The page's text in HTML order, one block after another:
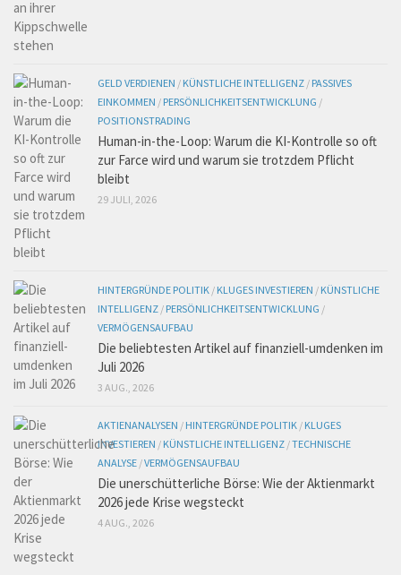
GELD VERDIENEN / KÜNSTLICHE INTELLIGENZ / PASSIVES
EINKOMMEN / PERSÖNLICHKEITSENTWICKLUNG /
POSITIONSTRADING
Human-in-the-Loop: Warum die KI-Kontrolle so oft
zur Farce wird und warum sie trotzdem Pflicht
bleibt
29 JULI, 2026
HINTERGRÜNDE POLITIK / KLUGES INVESTIEREN / KÜNSTLICHE
INTELLIGENZ / PERSÖNLICHKEITSENTWICKLUNG /
VERMÖGENSAUFBAU
Die beliebtesten Artikel auf finanziell-umdenken im
Juli 2026
3 AUG., 2026
AKTIENANALYSEN / HINTERGRÜNDE POLITIK / KLUGES
INVESTIEREN / KÜNSTLICHE INTELLIGENZ /TECHNISCHE
ANALYSE /VERMÖGENSAUFBAU
Die unerschütterliche Börse: Wie der Aktienmarkt
2026 jede Krise wegsteckt
4 AUG., 2026